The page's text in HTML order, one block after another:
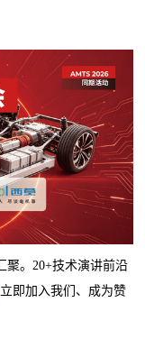
聚。20+技术演讲前沿
即加入我们、成为赞